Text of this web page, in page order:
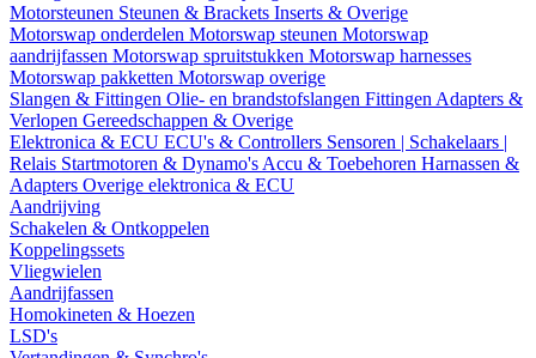
Motorsteunen Steunen & Brackets Inserts & Overige
Motorswap onderdelen Motorswap steunen Motorswap
aandrijfassen Motorswap spruitstukken Motorswap harnesses
Motorswap pakketten Motorswap overige
Slangen & Fittingen Olie- en brandstofslangen Fittingen Adapters &
Verlopen Gereedschappen & Overige
Elektronica & ECU ECU's & Controllers Sensoren | Schakelaars |
Relais Startmotoren & Dynamo's Accu & Toebehoren Harnassen &
Adapters Overige elektronica & ECU
Aandrijving
Schakelen & Ontkoppelen
Koppelingssets
Vliegwielen
Aandrijfassen
Homokineten & Hoezen
LSD's